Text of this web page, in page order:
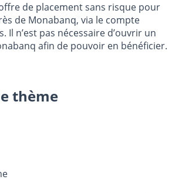
de placement sans risque pour
de Monabanq, via le compte
Il n’est pas nécessaire d’ouvrir un
afin de pouvoir en bénéficier.
thème